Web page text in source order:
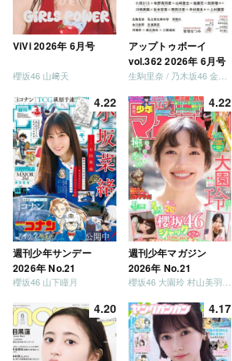
ViVi 2026年 6月号
櫻坂46 山﨑天
アップトゥボーイ
vol.362 2026年 6月号
4.22
週刊少年サンデー
2026年 No.21
櫻坂46 山下瞳月
4.22
週刊少年マガジン
2026年 No.21
櫻坂46 大園玲 村山美羽 稲熊ひな
4.20 4.17